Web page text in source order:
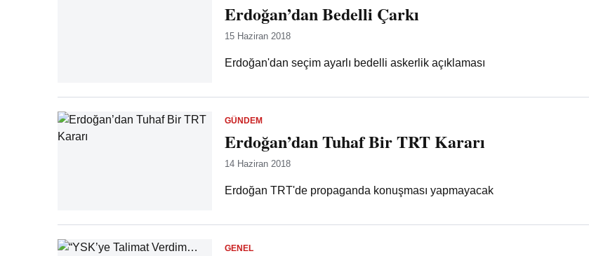
Erdoğan’dan Bedelli Çarkı
15 Haziran 2018
Erdoğan'dan seçim ayarlı bedelli askerlik açıklaması
GÜNDEM
Erdoğan’dan Tuhaf Bir TRT Kararı
14 Haziran 2018
Erdoğan TRT'de propaganda konuşması yapmayacak
GENEL